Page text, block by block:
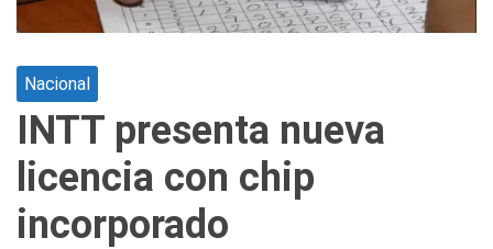
Nacional
INTT presenta nueva
licencia con chip
incorporado